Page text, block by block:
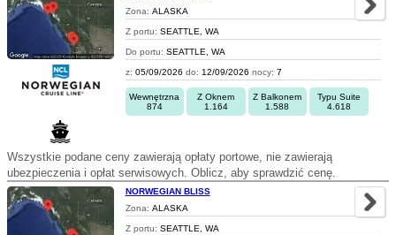
Zona: ALASKA
Z portu: SEATTLE, WA
Do portu: SEATTLE, WA
z: 05/09/2026 do: 12/09/2026 nocy: 7
Wewnętrzna
874
Z Oknem
1.164
Z Balkonem
1.588
Typu Suite
4.618
Wszystkie podane ceny zawierają opłaty portowe, nie zawierają
ubezpieczenia i opłat serwisowych. Oblicz, aby sprawdzić cenę.
NORWEGIAN BLISS
Zona: ALASKA
Z portu: SEATTLE, WA